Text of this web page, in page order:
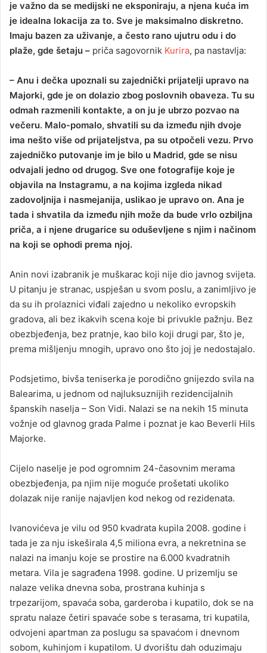
je važno da se medijski ne eksponiraju, a njena kuća im
je idealna lokacija za to. Sve je maksimalno diskretno.
Imaju bazen za uživanje, a često rano ujutru odu i do
plaže, gde šetaju – priča sagovornik Kurira, pa nastavlja:
– Anu i dečka upoznali su zajednički prijatelji upravo na
Majorki, gde je on dolazio zbog poslovnih obaveza. Tu su
odmah razmenili kontakte, a on ju je ubrzo pozvao na
večeru. Malo-pomalo, shvatili su da između njih dvoje
ima nešto više od prijateljstva, pa su otpočeli vezu. Prvo
zajedničko putovanje im je bilo u Madrid, gde se nisu
odvajali jedno od drugog. Sve one fotografije koje je
objavila na Instagramu, a na kojima izgleda nikad
zadovoljnija i nasmejanija, uslikao je upravo on. Ana je
tada i shvatila da između njih može da bude vrlo ozbiljna
priča, a i njene drugarice su oduševljene s njim i načinom
na koji se ophodi prema njoj.
Anin novi izabranik je muškarac koji nije dio javnog svijeta.
U pitanju je stranac, uspješan u svom poslu, a zanimljivo je
da su ih prolaznici viđali zajedno u nekoliko evropskih
gradova, ali bez ikakvih scena koje bi privukle pažnju. Bez
obezbjeđenja, bez pratnje, kao bilo koji drugi par, što je,
prema mišljenju mnogih, upravo ono što joj je nedostajalo.
Podsjetimo, bivša teniserka je porodično gnijezdo svila na
Balearima, u jednom od najluksuznijih rezidencijalnih
španskih naselja – Son Vidi. Nalazi se na nekih 15 minuta
vožnje od glavnog grada Palme i poznat je kao Beverli Hils
Majorke.
Cijelo naselje je pod ogromnim 24-časovnim merama
obezbjeđenja, pa njim nije moguće prošetati ukoliko
dolazak nije ranije najavljen kod nekog od rezidenata.
Ivanovićeva je vilu od 950 kvadrata kupila 2008. godine i
tada je za nju iskeširala 4,5 miliona evra, a nekretnina se
nalazi na imanju koje se prostire na 6.000 kvadratnih
metara. Vila je sagrađena 1998. godine. U prizemlju se
nalaze velika dnevna soba, prostrana kuhinja s
trpezarijom, spavaća soba, garderoba i kupatilo, dok se na
spratu nalaze četiri spavaće sobe s terasama, tri kupatila,
odvojeni apartman za poslugu sa spavaćom i dnevnom
sobom, kuhinjom i kupatilom. U dvorištu dah oduzimaju